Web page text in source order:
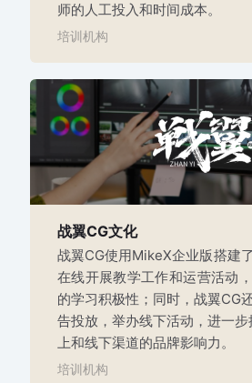
师的人工投入和时间成本。
培训机构
战翼CG文化
战翼CG使用MikeX企业版搭建
在线开展教学工作和运营活动
的学习积极性；同时，战翼CG
告投放，举办线下活动，进一
上和线下渠道的品牌影响力。
培训机构